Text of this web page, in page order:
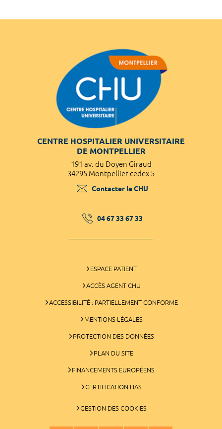
CENTRE HOSPITALIER UNIVERSITAIRE
DE MONTPELLIER
191 av. du Doyen Giraud
34295 Montpellier cedex 5
Contacter le CHU
04 67 33 67 33
ESPACE PATIENT
ACCÈS AGENT CHU
ACCESSIBILITÉ : PARTIELLEMENT CONFORME
MENTIONS LÉGALES
PROTECTION DES DONNÉES
PLAN DU SITE
FINANCEMENTS EUROPÉENS
CERTIFICATION HAS
GESTION DES COOKIES